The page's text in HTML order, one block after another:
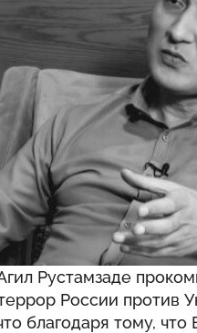
Рустамзаде
России против
благодаря тому,